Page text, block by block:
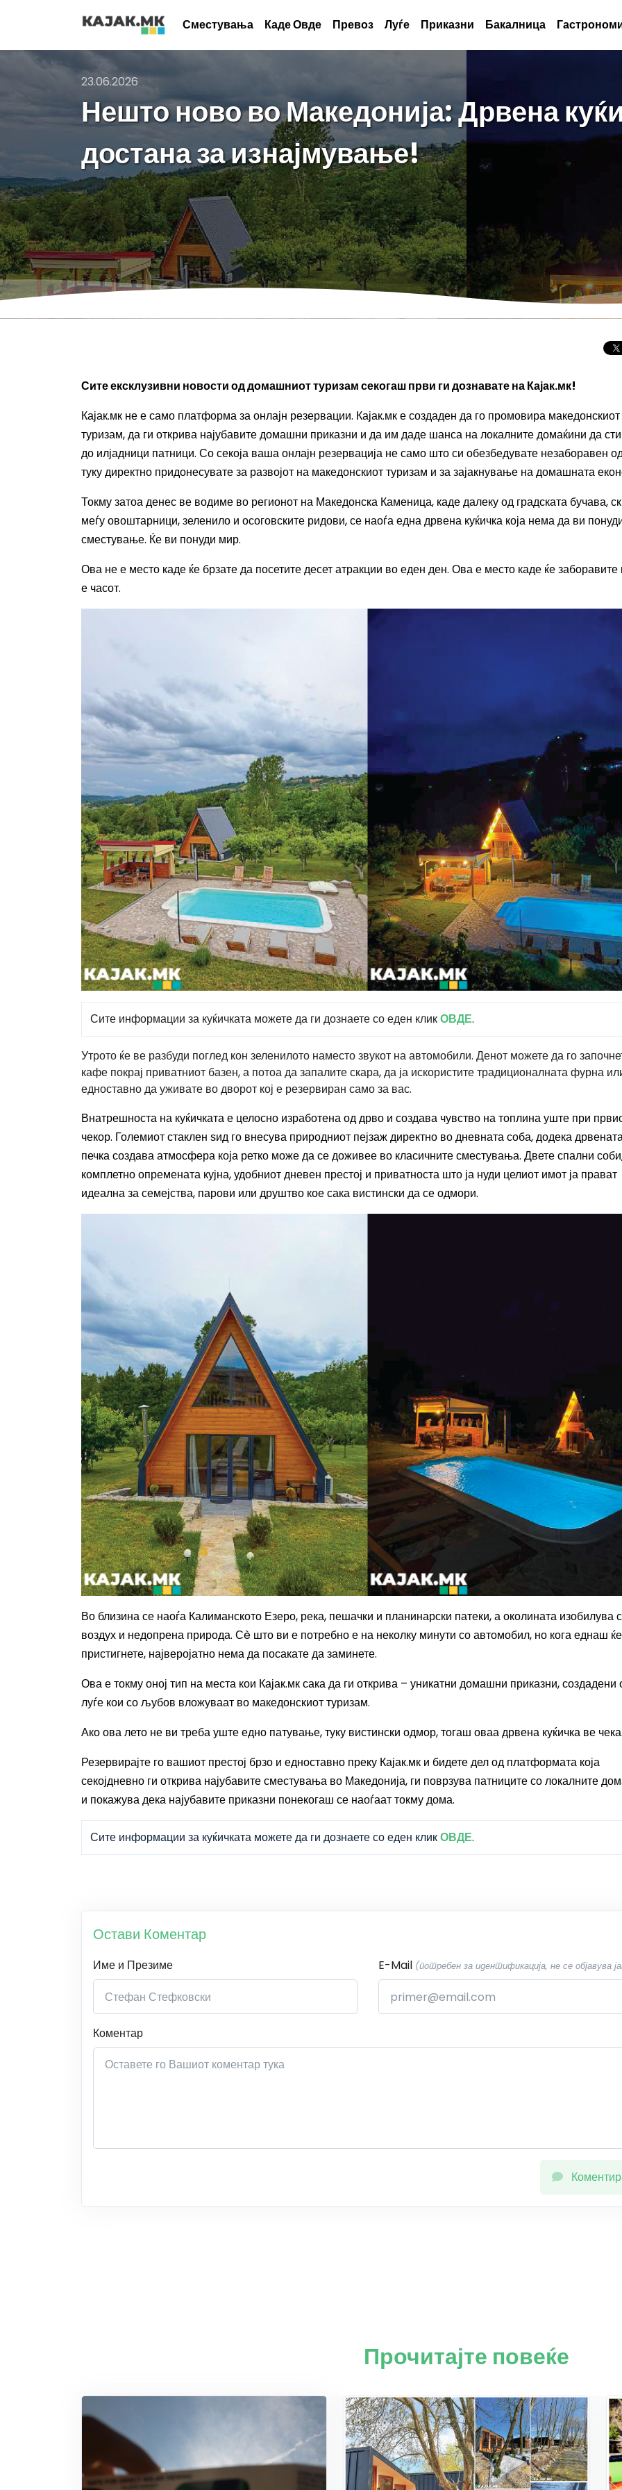
Сместувања Каде Овде Превоз Луѓе Приказни Бакалница
23.06.2026
Нешто ново во Македонија: Дрвена
достана за изнајмување!
Сите ексклузивни новости од домашниот туризам секогаш први ги дознавате на Кајак.мк!
Кајак.мк не е само платформа за онлајн резервации. Кајак.мк е создаден да го промовира македонскиот
туризам, да ги открива најубавите домашни приказни и да им даде шанса на локалните домаќини да
до илјадници патници. Со секоја ваша онлајн резервација не само што си обезбедувате незаборавен
туку директно придонесувате за развојот на македонскиот туризам и за зајакнување на домашната
Токму затоа денес ве водиме во регионот на Македонска Каменица, каде далеку од градската бучава,
меѓу овоштарници, зеленило и осоговските ридови, се наоѓа една дрвена куќичка која нема да ви
сместување. Ќе ви понуди мир.
Ова не е место каде ќе брзате да посетите десет атракции во еден ден. Ова е место каде ќе заборавите
е часот.
Сите информации за куќичката можете да ги дознаете со еден кликОВДЕ.
Утрото ќе ве разбуди поглед кон зеленилото наместо звукот на автомобили. Денот можете да го
кафе покрај приватниот базен, а потоа да запалите скара, да ја искористите традиционалната фурна
едноставно да уживате во дворот кој е резервиран само за вас.
Внатрешноста на куќичката е целосно изработена од дрво и создава чувство на топлина уште при
чекор. Големиот стаклен ѕид го внесува природниот пејзаж директно во дневната соба, додека
печка создава атмосфера која ретко може да се доживее во класичните сместувања. Двете спални
комплетно опремената кујна, удобниот дневен престој и приватноста што ја нуди целиот имот ја прават
идеална за семејства, парови или друштво кое сака вистински да се одмори.
Во близина се наоѓа Калиманското Езеро, река, пешачки и планинарски патеки, а околината изобилува
воздух и недопрена природа. Сè што ви е потребно е на неколку минути со автомобил, но кога еднаш ќе
пристигнете, најверојатно нема да посакате да заминете.
Ова е токму оној тип на места кои Кајак.мк сака да ги открива – уникатни домашни приказни, создадени
луѓе кои со љубов вложуваат во македонскиот туризам.
Ако ова лето не ви треба уште едно патување, туку вистински одмор, тогаш оваа дрвена куќичка ве чека.
Резервирајте го вашиот престој брзо и едноставно преку Кајак.мк и бидете дел од платформата која
секојдневно ги открива најубавите сместувања во Македонија, ги поврзува патниците со локалните
и покажува дека најубавите приказни понекогаш се наоѓаат токму дома.
Сите информации за куќичката можете да ги дознаете со еден кликОВДЕ.
Остави Коментар
Име и Презиме E-Mail (потребен за идентификација, не се објавува
Коментар
Сонцето 2026:
Прочитајте повеќе